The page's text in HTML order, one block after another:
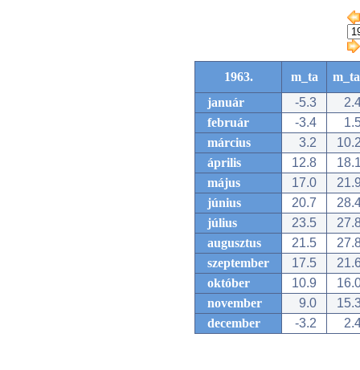
1963. m_ta
január
-5.3
február
-3.4
március
3.2
április
12.8
május
17.0
június
20.7
július
23.5
augusztus
21.5
szeptember
17.5
október
10.9
november
9.0
december
-3.2